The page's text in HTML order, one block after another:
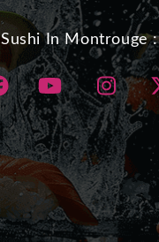
Sushi In Montrouge :